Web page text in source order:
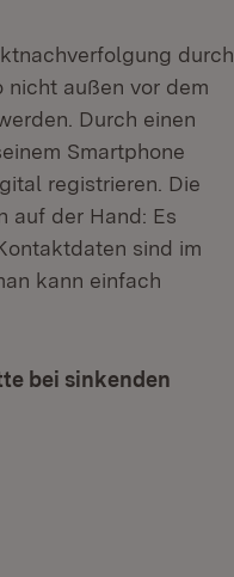
durch
nicht außen vor dem
Durch einen
Smartphone
registrieren. Die
auf der Hand: Es
sind im
kann einfach
bei sinkenden